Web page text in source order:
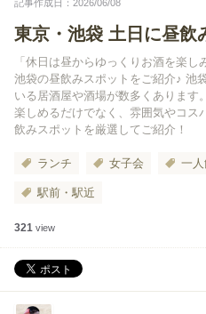
記事作成日：2026/06/08
東京・池袋 土日に昼飲
「休日は昼からゆっくりお酒を楽
池袋の昼飲みスポットをご紹介♪ 池
いる居酒屋や酒場が数多くあります
楽しめるだけでなく、雰囲気やコス
飲みスポットを厳選してご紹介！
ランチ 女子会 一
駅前・駅近
321 view